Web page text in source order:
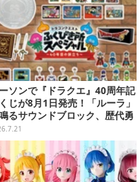
ソンで『ドラクエ』40周年記
じが8月1日発売！「ルーラ」
るサウンドブロック、歴代勇
スライムのフィギュアなど、
ーズを振り返る景品盛りだく